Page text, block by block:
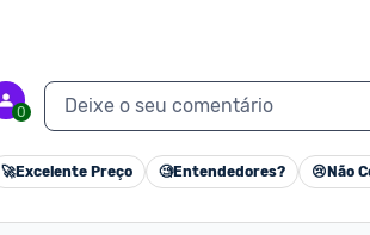
0 Deixe o seu comentário
🚀Excelente Preço 🧐Entendedores? 😢 Não